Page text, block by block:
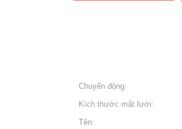
Chuyển động:
Kích thước mắt lưới:
Tên: